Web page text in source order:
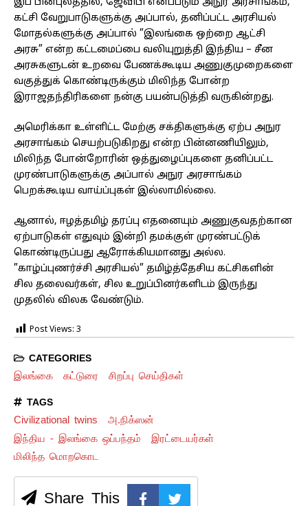
கட்சி வேறுபாடுகளுக்கு அப்பால், தனிப்பட்ட அரசியல்
மோதல்களுக்கு அப்பால் ”இலங்கை ஒற்றை ஆட்சி
அரசு” என்ற கட்டமைப்பை வலியுறுத்தி இந்திய – சீன
அரசுகளுடன் உறவை பேணக்கூடிய அணுகுமுறைகளை
வகுத்துக் கொண்டிருக்கும் மிலிந்த போன்ற
இராஜதந்திரிகளை நன்கு பயன்படுத்தி வருகின்றது.
அமெரிக்கா உள்ளிட்ட மேற்கு சக்திகளுக்கு ஏற்ப அநுர
அரசாங்கம் செயற்படுகிறது என்ற பின்னணியிலும்,
மிலிந்த போன்றோரின் ஒத்துழைப்புகளை தனிப்பட்ட
முரண்பாடுகளுக்கு அப்பால் அநுர அரசாங்கம்
பெறக்கூடிய வாய்ப்புகள் இல்லாமில்லை.
ஆனால், ஈழத்தமிழ் தரப்பு எதனையும் அணுகுவதற்கான
ஏற்பாடுகள் எதுவும் இன்றி தமக்குள் முரண்பட்டுக்
கொண்டிருப்பது ஆரோக்கியமானது அல்ல.
”காழ்ப்புணர்ச்சி அரசியல்” தமிழ்த்தேசிய கட்சிகளின்
சில தலைவர்கள், சில உறுப்பினர்களிடம் இருந்து
முதலில் விலக வேண்டும்.
Post Views: 3
CATEGORIES
இலங்கை கட்டுரை சிறப்பு செய்திகள்
TAGS
Civilizational twins
அ.நிக்ஸன்
இந்திய - இலங்கை ஒப்பந்தம்
இரட்டையர்கள்
மிலிந்த மொறகொட
Share This